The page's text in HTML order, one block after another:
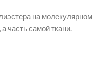
на молекулярном
часть самой ткани.